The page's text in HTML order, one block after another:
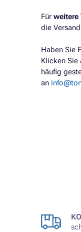
Für weitere
die
Haben Sie
Klicken Sie
häufig
an